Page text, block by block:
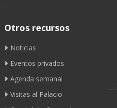
Otros recursos
Noticias
Eventos privados
Agenda semanal
Visitas al Palacio